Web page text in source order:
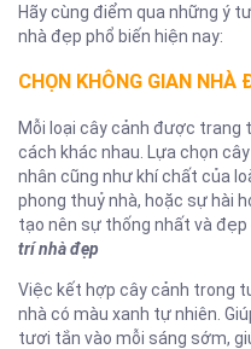
Hãy cùng điểm qua những ý
nhà đẹp phổ biến hiện nay:
CHỌN KHÔNG GIAN NHÀ
Mỗi loại cây cảnh được trang
cách khác nhau. Lựa chọn
nhân cũng như khí chất của
phong thuỷ nhà, hoặc sự hài
tạo nên sự thống nhất và đẹp
trí nhà đẹp
Việc kết hợp cây cảnh trong
nhà có màu xanh tự nhiên.
tươi tắn vào mỗi sáng sớm,